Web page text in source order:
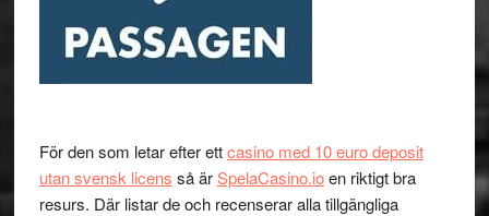
För den som letar efter ettcasino med 10 euro deposit
utan svensk licens så ärSpelaCasino.ioen riktigt bra
resurs. Där listar de och recenserar alla tillgängliga